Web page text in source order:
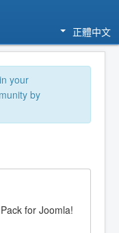
正體中文
your
by
for Joomla!